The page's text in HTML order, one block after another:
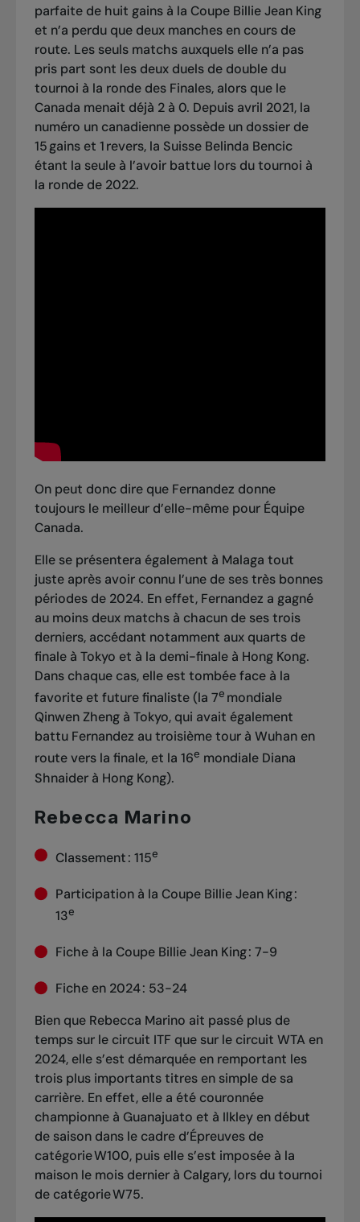
parfaite de huit gains à la Coupe Billie Jean King
et n’a perdu que deux manches en cours de
route. Les seuls matchs auxquels elle n’a pas
pris part sont les deux duels de double du
tournoi à la ronde des Finales, alors que le
Canada menait déjà 2 à 0. Depuis avril 2021, la
numéro un canadienne possède un dossier de
15 gains et 1 revers, la Suisse Belinda Bencic
étant la seule à l’avoir battue lors du tournoi à
la ronde de 2022.
On peut donc dire que Fernandez donne
toujours le meilleur d’elle-même pour Équipe
Canada.
Elle se présentera également à Malaga tout
juste après avoir connu l’une de ses très bonnes
périodes de 2024. En effet, Fernandez a gagné
au moins deux matchs à chacun de ses trois
derniers, accédant notamment aux quarts de
finale à Tokyo et à la demi-finale à Hong Kong.
Dans chaque cas, elle est tombée face à la
favorite et future finaliste (la 7e mondiale
Qinwen Zheng à Tokyo, qui avait également
battu Fernandez au troisième tour à Wuhanen
route vers la finale, et la 16e mondiale Diana
Shnaider à Hong Kong).
Rebecca Marino
Classement : 115e
Participation à la Coupe Billie Jean King :
13e
Fiche à la Coupe Billie Jean King : 7-9
Fiche en 2024 : 53-24
Bien que Rebecca Marino ait passé plus de
temps sur le circuit ITF que sur le circuit WTA en
2024, elle s’est démarquée en remportant les
trois plus importants titres en simple de sa
carrière. En effet, elle a été couronnée
championne à Guanajuato et à Ilkley en début
de saison dans le cadre d’Épreuves de
catégorie W100, puis elle s’est imposée à la
maison le mois dernier à Calgary, lors du tournoi
de catégorie W75.